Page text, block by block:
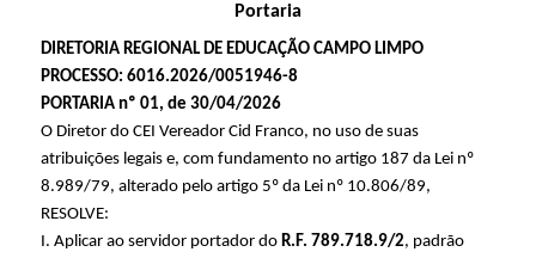
Portaria
DIRETORIA REGIONAL DE EDUCAÇÃO CAMPO LIMPO
PROCESSO: 6016.2026/0051946-8
PORTARIA nº 01, de 30/04/2026
O Diretor do CEI Vereador Cid Franco, no uso de suas
atribuições legais e, com fundamento no artigo 187 da Lei nº
8.989/79, alterado pelo artigo 5º da Lei nº 10.806/89,
RESOLVE:
I. Aplicar ao servidor portador do R.F. 789.718.9/2, padrão